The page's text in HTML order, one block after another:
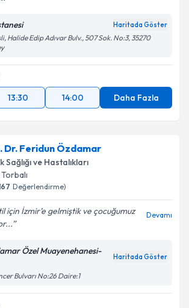
Haritada Göster
Halide Edip Adıvar Bulv., 507 Sok. No:3, 35270
13:30 14:00 Daha Fazla
Dr. Feridun Özdamar
Sağlığı ve Hastalıkları
Torbalı
Değerlendirme)
için İzmir’e gelmiştik ve çocuğumuz
Devamı
Özel Muayenehanesi-
Haritada Göster
Bulvarı No:26 Daire:1